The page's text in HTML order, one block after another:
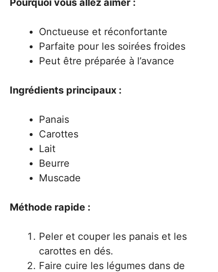
Pourquoi vous allez aimer :
Onctueuse et réconfortante
Parfaite pour les soirées froides
Peut être préparée à l’avance
Ingrédients principaux :
Panais
Carottes
Lait
Beurre
Muscade
Méthode rapide :
Peler et couper les panais et les
carottes en dés.
Faire cuire les légumes dans de